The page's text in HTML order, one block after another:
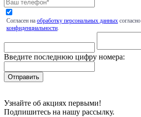
Согласен на обработку персональных данных согласно
конфиденциальности.
Введите последнюю цифру номера:
Узнайте об акциях первыми!
Подпишитесь на нашу рассылку.